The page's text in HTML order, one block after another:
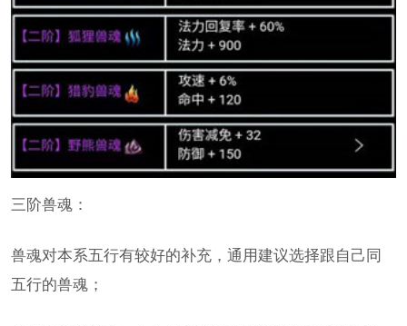
三阶兽魂：
兽魂对本系五行有较好的补充，通用建议选择跟自己同
五行的兽魂；